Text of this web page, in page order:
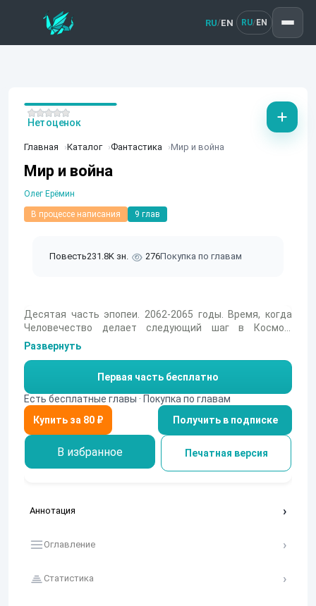
RU/EN RU/ EN
Главная Каталог Фантастика Мир и война
Мир и война
Олег Ерёмин
В процессе написания 9 глав
Повесть231.8K зн. 276Покупка по главам
Нет оценок
Десятая часть эпопеи. 2062-2065 годы. Время, когда
Человечество делает следующий шаг в Космос,
поднимается на еще одну, пусть небольшую, ступеньку.
После двадцатилетнего перерыва Роскосмос
возобновляет экспедиции на Юпитер, а в точке
Лагранжа строится большая промышленная база.
Героические свершения над планетой Земля, которую
опять разрывает большая война. На этот раз полыхает
Африка, и так, что из космоса видно. Но, главное,
конечно же, люди. Судьбы старых и новых героев.
Развернуть
Первая часть бесплатно
Есть бесплатные главы · Покупка по главам
Получить в подписке
В избранное Печатная версия
Аннотация
Оглавление
Статистика